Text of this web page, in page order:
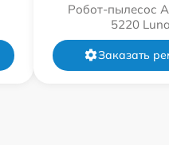
Робот-пылесос
5220 Luna
Заказать